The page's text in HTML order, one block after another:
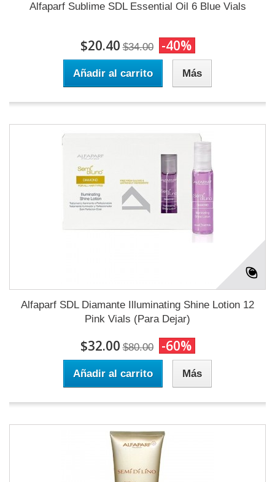
Alfaparf Sublime SDL Essential Oil 6 Blue Vials
$20.40 $34.00 -40%
Añadir al carrito Más
Alfaparf SDL Diamante Illuminating Shine Lotion 12
Pink Vials (Para Dejar)
$32.00 $80.00 -60%
Añadir al carrito Más